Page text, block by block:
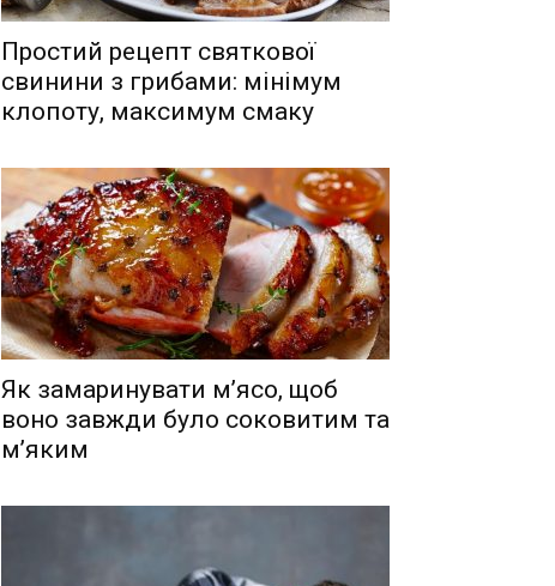
Простий рецепт святкової
свинини з грибами: мінімум
клопоту, максимум смаку
Як замаринувати м’ясо, щоб
воно завжди було соковитим та
м’яким